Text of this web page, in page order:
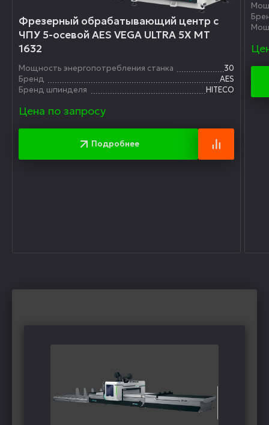
Фрезерный обрабатывающий центр с
ЧПУ 5-осевой AES VEGA ULTRA 5X MT
1632
Мощность энергопотребления станка
30
Бренд
AES
Бренд шпинделя
HITECO
Цена по запросу
Подробнее